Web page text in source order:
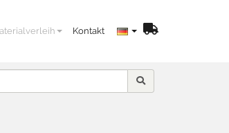
Kontakt